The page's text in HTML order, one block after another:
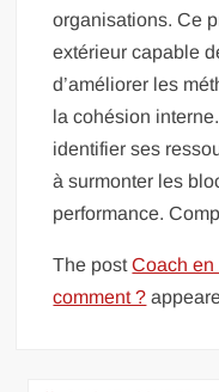
organisations. Ce
extérieur capable
d’améliorer les
la cohésion
identifier ses
à surmonter les
performance.
The postCoach en
comment ?